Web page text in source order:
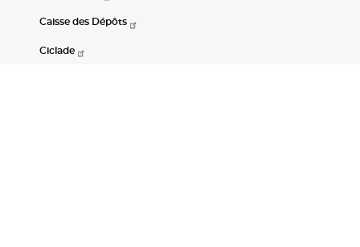
Caisse des Dépôts
Ciclade